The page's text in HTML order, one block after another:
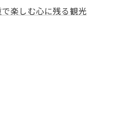
楽しむ心に残る観光